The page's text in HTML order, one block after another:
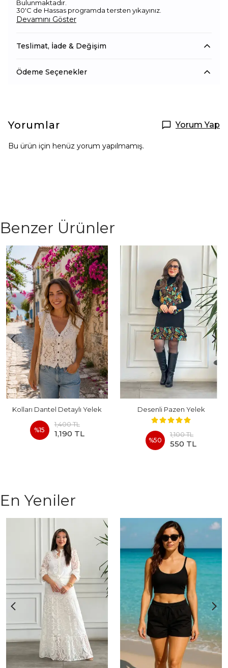
Bulunmaktadır.
30'C de Hassas programda tersten yıkayınız.
Devamını Göster
Teslimat, İade & Değişim
Ödeme Seçenekler
Yorumlar Yorum Yap
Bu ürün için henüz yorum yapılmamış.
Benzer Ürünler
Kolları Dantel Detaylı Yelek
%15
1,400 TL
1,190 TL
Desenli Pazen Yelek
%50
1,100 TL
550 TL
En Yeniler